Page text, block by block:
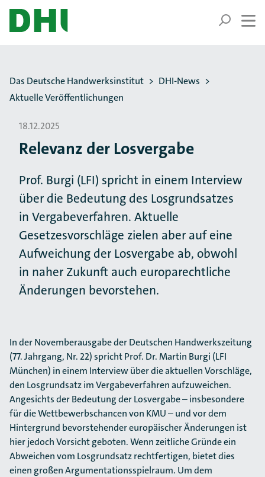
ZUM HAUPTINHALT SPRINGEN
ZUR SUCHE SPRINGEN
Sie befinden sich hier:
Das Deutsche Handwerksinstitut
DHI-News
Aktuelle Veröffentlichungen
18.12.2025
Relevanz der Losvergabe
Prof. Burgi (LFI) spricht in einem Interview
über die Bedeutung des Losgrundsatzes
in Vergabeverfahren. Aktuelle
Gesetzesvorschläge zielen aber auf eine
Aufweichung der Losvergabe ab, obwohl
in naher Zukunft auch europarechtliche
Änderungen bevorstehen.
In der Novemberausgabe der Deutschen Handwerkszeitung
(77. Jahrgang, Nr. 22) spricht Prof. Dr. Martin Burgi (LFI
München) in einem Interview über die aktuellen Vorschläge,
den Losgrundsatz im Vergabeverfahren aufzuweichen.
Angesichts der Bedeutung der Losvergabe – insbesondere
für die Wettbewerbschancen von KMU – und vor dem
Hintergrund bevorstehender europäischer Änderungen ist
hier jedoch Vorsicht geboten. Wenn zeitliche Gründe ein
Abweichen vom Losgrundsatz rechtfertigen, bietet dies
einen großen Argumentationsspielraum. Um dem